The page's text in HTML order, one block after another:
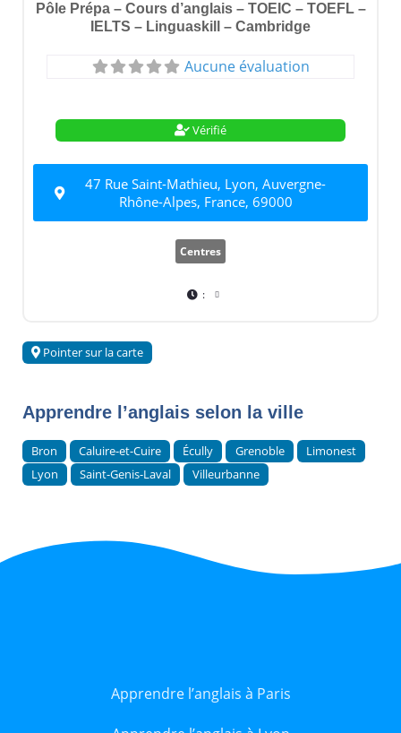
Pôle Prépa – Cours d’anglais – TOEIC – TOEFL –
IELTS – Linguaskill – Cambridge
Aucune évaluation
Vérifié
47 Rue Saint-Mathieu, Lyon, Auvergne-
Rhône-Alpes, France, 69000
Centres
:
Pointer sur la carte
Apprendre l’anglais selon la ville
Bron Caluire-et-Cuire Écully Grenoble
Limonest
Lyon
Saint-Genis-Laval Villeurbanne
Apprendre l’anglais à Paris